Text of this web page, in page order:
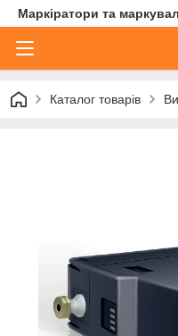
Маркіратори та
Каталог товарів